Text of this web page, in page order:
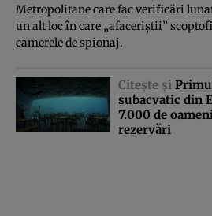
Metropolitane care fac verificări
un alt loc în care „afaceriştii”
camerele de spionaj.
Citeşte şi
subacvatic din
7.000 de
rezervări